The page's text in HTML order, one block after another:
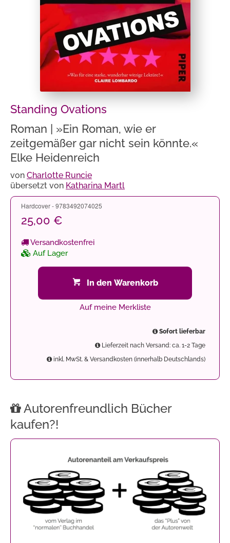
Standing Ovations
Roman | »Ein Roman, wie er
zeitgemäßer gar nicht sein könnte.«
Elke Heidenreich
von Charlotte Runcie
übersetzt von Katharina Martl
Hardcover - 9783492074025
25,00 €
Versandkostenfrei
Auf Lager
In den Warenkorb
Auf meine Merkliste
Sofort lieferbar
Lieferzeit nach Versand: ca. 1-2 Tage
inkl. MwSt. & Versandkosten (innerhalb Deutschlands)
Autorenfreundlich Bücher
kaufen?!